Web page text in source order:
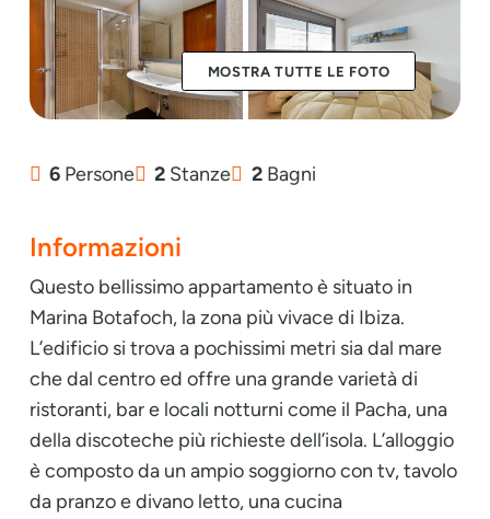
MOSTRA TUTTE LE FOTO
6 Persone 2 Stanze 2Bagni
Informazioni
Questo bellissimo appartamento è situato in
Marina Botafoch, la zona più vivace di Ibiza.
L’edificio si trova a pochissimi metri sia dal mare
che dal centro ed offre una grande varietà di
ristoranti, bar e locali notturni come il Pacha, una
della discoteche più richieste dell’isola. L’alloggio
è composto da un ampio soggiorno con tv, tavolo
da pranzo e divano letto, una cucina